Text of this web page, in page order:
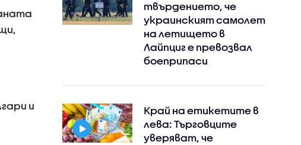
и
твърдението, че
украинският самолет
на летището в
Лайпциг е превозвал
боеприпаси
Край на етикетите в
лева: Търговците
уверяват, че